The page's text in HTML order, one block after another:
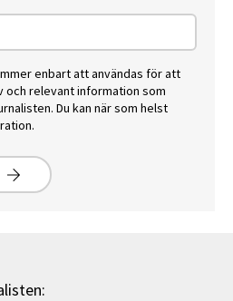
enbart att användas för att
och relevant information som
Du kan när som helst